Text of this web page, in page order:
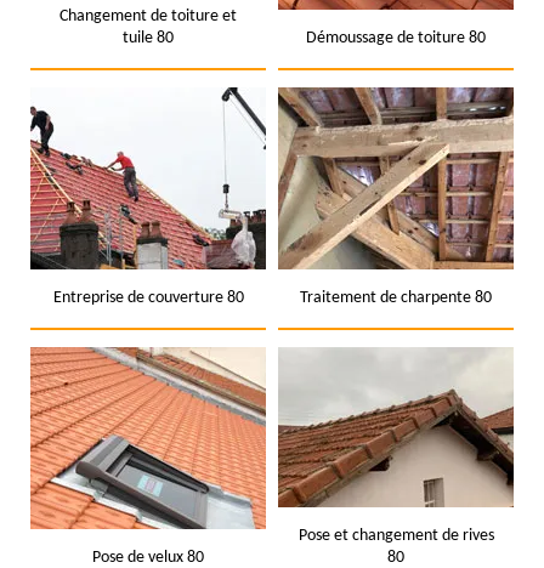
Changement de toiture et
tuile 80
Démoussage de toiture 80
Entreprise de couverture 80 Traitement de charpente 80
Pose de velux 80
Pose et changement de rives
80